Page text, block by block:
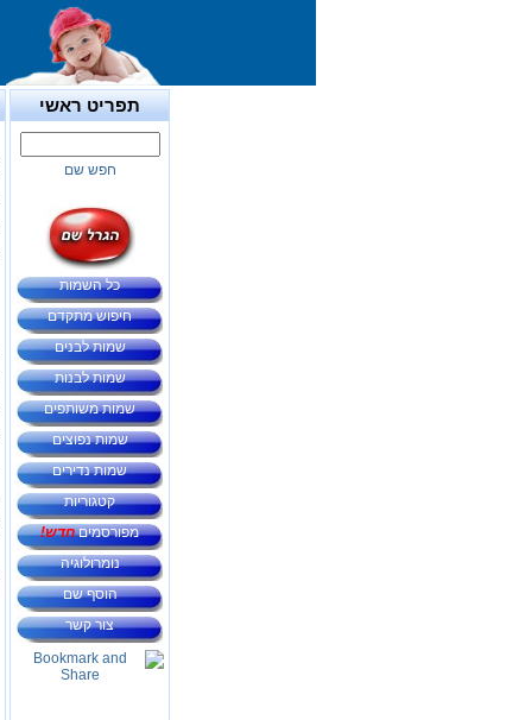
תפריט ראשי
חפש שם
כל השמות
חיפוש מתקדם
שמות לבנים
שמות לבנות
שמות משותפים
שמות נפוצים
שמות נדירים
קטגוריות
מפורסמיםחדש!
נומרולוגיה
הוסף שם
צור קשר